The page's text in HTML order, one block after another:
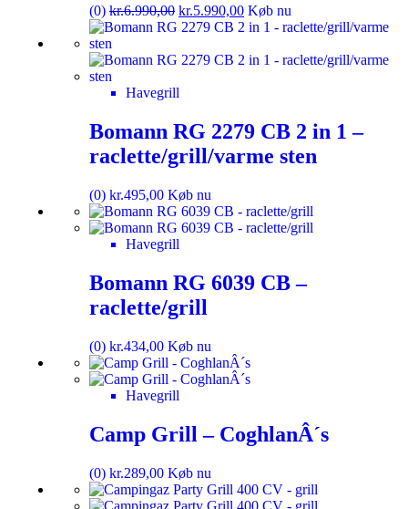
(0) kr.6.990,00 kr.5.990,00 Køb nu
Havegrill
Bomann RG 2279 CB 2 in 1 –
raclette/grill/varme sten
(0) kr.495,00 Køb nu
Havegrill
Bomann RG 6039 CB –
raclette/grill
(0) kr.434,00 Køb nu
Havegrill
Camp Grill – CoghlanÂ´s
(0) kr.289,00 Køb nu